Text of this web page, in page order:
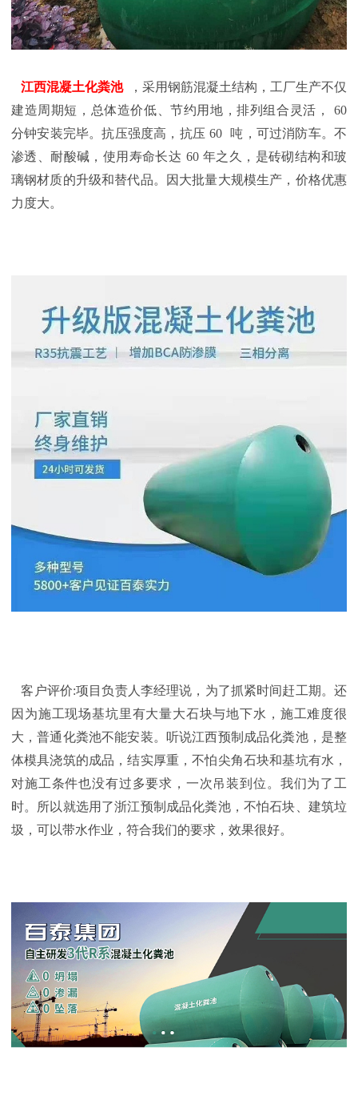
江西混凝土化粪池
，采用钢筋混凝土结构，工厂生产不仅
建造周期短，总体造价低、节约用地，排列组合灵活，
60
分钟安装完毕。抗压强度高，抗压 60
吨，可过消防车。不
渗透、耐酸碱，使用寿命长达 60 年之久，是砖砌结构和玻
璃钢材质的升级和替代品。因大批量大规模生产，价格优惠
力度大。
客户评价:项目负责人李经理说，为了抓紧时间赶工期。还
因为施工现场基坑里有大量大石块与地下水，施工难度很
大，普通化粪池不能安装。听说江西预制成品化粪池，是整
体模具浇筑的成品，结实厚重，不怕尖角石块和基坑有水，
对施工条件也没有过多要求，一次吊装到位。我们为了工
时。所以就选用了浙江预制成品化粪池，不怕石块、建筑垃
圾，可以带水作业，符合我们的要求，效果很好。